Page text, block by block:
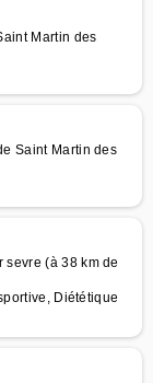
Martin des
Saint Martin des
sevre (à 38 km de
Diététique